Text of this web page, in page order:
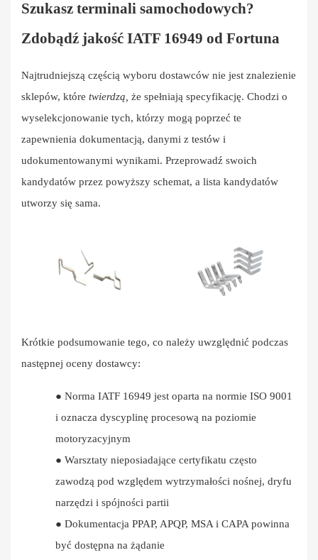
Szukasz terminali samochodowych?
Zdobądź jakość IATF 16949 od Fortuna
Najtrudniejszą częścią wyboru dostawców nie jest znalezienie
sklepów, które twierdzą, że spełniają specyfikację. Chodzi o
wyselekcjonowanie tych, którzy mogą poprzeć te
zapewnienia dokumentacją, danymi z testów i
udokumentowanymi wynikami. Przeprowadź swoich
kandydatów przez powyższy schemat, a lista kandydatów
utworzy się sama.
Krótkie podsumowanie tego, co należy uwzględnić podczas
następnej oceny dostawcy:
● Norma IATF 16949 jest oparta na normie ISO 9001
i oznacza dyscyplinę procesową na poziomie
motoryzacyjnym
● Warsztaty nieposiadające certyfikatu często
zawodzą pod względem wytrzymałości nośnej, dryfu
narzędzi i spójności partii
● Dokumentacja PPAP, APQP, MSA i CAPA powinna
być dostępna na żądanie